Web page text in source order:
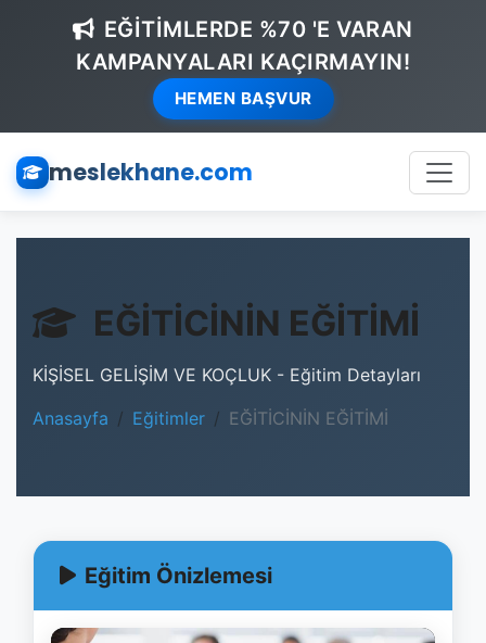
EĞİTİMLERDE %70 'E VARAN
KAMPANYALARI KAÇIRMAYIN!
HEMEN BAŞVUR
meslekhane.com
EĞİTİCİNİN EĞİTİMİ
KİŞİSEL GELİŞİM VE KOÇLUK - Eğitim Detayları
Anasayfa
Eğitimler EĞİTİCİNİN EĞİTİMİ
Eğitim Önizlemesi